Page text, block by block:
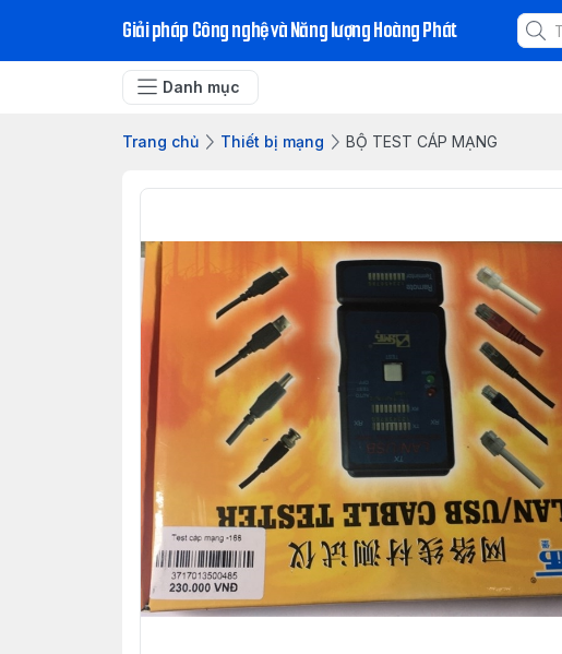
Giải pháp Công nghệ và Năng lượng Hoàng Phát
Danh mục
Trang chủ Thiết bị mạng BỘ TEST CÁP MẠNG